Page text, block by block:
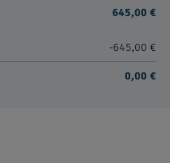
645,00 €
-645,00 €
0,00 €